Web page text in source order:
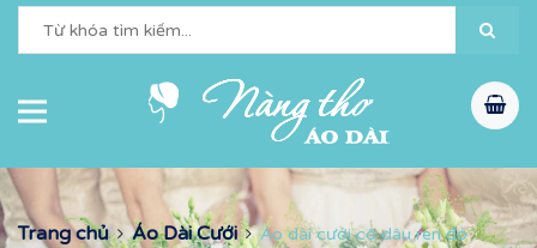
Trang chủ Áo Dài Cưới Áo dài cưới cô dâu ren đỏ